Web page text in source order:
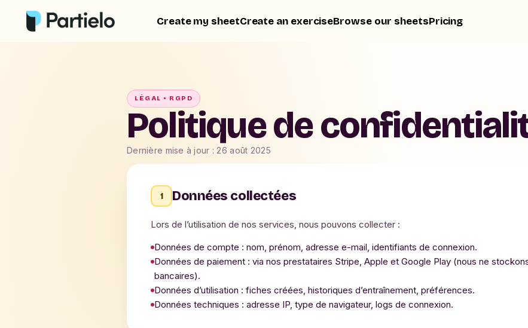
Create my sheetCreate an exerciseBrowse our sheetsPricing
LÉGAL • RGPD
Politique de
Dernière mise à jour : 26 août 2025
1 Données collectées
Lors de l’utilisation de nos services, nous pouvons collecter :
Données de compte : nom, prénom, adresse e-mail, identifiants de connexion.
Données de paiement : via nos prestataires Stripe, Apple et Google Play (nous ne
bancaires).
Données d’utilisation : fiches créées, historiques d’entraînement, préférences.
Données techniques : adresse IP, type de navigateur, logs de connexion.